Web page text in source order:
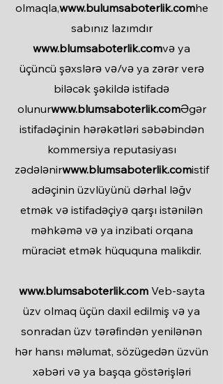
olmaqla,www.bulumsaboterlik.comhe
sabınız lazımdır
www.blumsaboterlik.comvə ya
üçüncü şəxslərə və/və ya zərər verə
biləcək şəkildə istifadə
olunurwww.blumsaboterlik.comƏgər
istifadəçinin hərəkətləri səbəbindən
kommersiya reputasiyası
zədələnirwww.blumsaboterlik.comistif
adəçinin üzvlüyünü dərhal ləğv
etmək və istifadəçiyə qarşı istənilən
məhkəmə və ya inzibati orqana
müraciət etmək hüququna malikdir.
www.blumsaboterlik.comVeb-sayta
üzv olmaq üçün daxil edilmiş və ya
sonradan üzv tərəfindən yenilənən
hər hansı məlumat, sözügedən üzvün
xəbəri və ya başqa göstərişləri